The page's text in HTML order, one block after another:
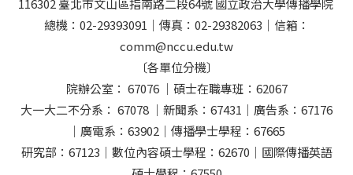
總機：02-29393091｜傳真：02-29382063｜信箱：
comm@nccu.edu.tw
〔各單位分機〕
院辦公室： 67076 ｜碩士在職專班：62067
大一大二不分系： 67078 ｜新聞系：67431｜廣告系：67176
｜廣電系：63902｜傳播學士學程：67665
研究部：67123｜數位內容碩士學程：62670｜國際傳播英語